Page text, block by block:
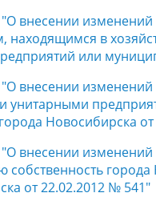
внесении
в
или
внесении
унитарными
Новосибирска
внесении
от 22.02.2012 № 541"